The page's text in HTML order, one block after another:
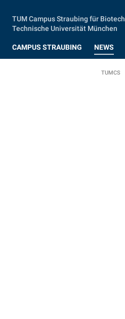
TUM Campus Straubing für
Technische Universität München
CAMPUS STRAUBING NEWS
TUMCS